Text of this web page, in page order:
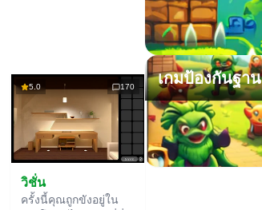
5.0 170
วิชั่น
ครั้งนี้คุณถูกขังอยู่ใน
เกมป้องกันฐาน